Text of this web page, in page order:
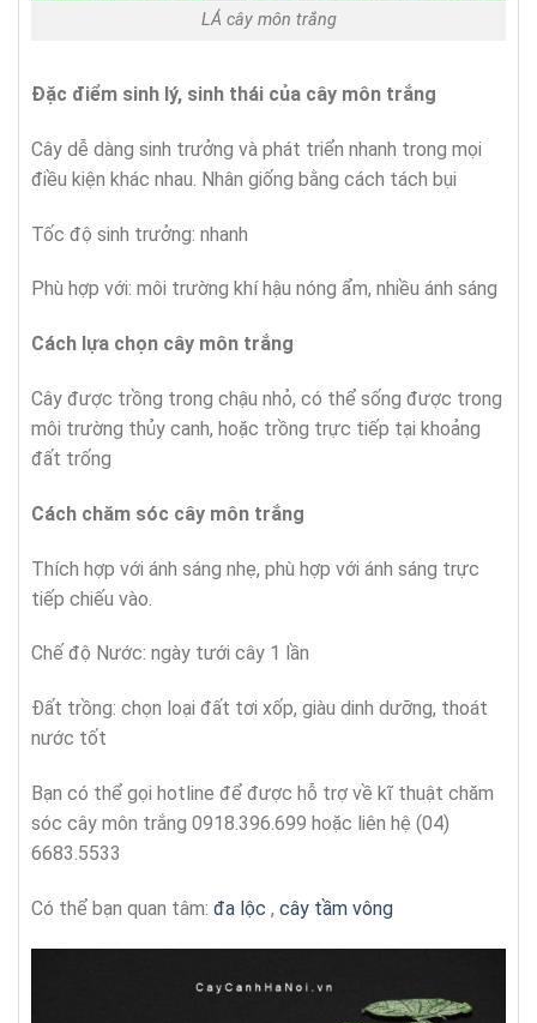
LÁ cây môn trắng
Đặc điểm sinh lý, sinh thái của cây môn trắng
Cây dễ dàng sinh trưởng và phát triển nhanh trong mọi
điều kiện khác nhau. Nhân giống bằng cách tách bụi
Tốc độ sinh trưởng: nhanh
Phù hợp với: môi trường khí hậu nóng ẩm, nhiều ánh sáng
Cách lựa chọn cây môn trắng
Cây được trồng trong chậu nhỏ, có thể sống được trong
môi trường thủy canh, hoặc trồng trực tiếp tại khoảng
đất trống
Cách chăm sóc cây môn trắng
Thích hợp với ánh sáng nhẹ, phù hợp với ánh sáng trực
tiếp chiếu vào.
Chế độ Nước: ngày tưới cây 1 lần
Đất trồng: chọn loại đất tơi xốp, giàu dinh dưỡng, thoát
nước tốt
Bạn có thể gọi hotline để được hỗ trợ về kĩ thuật chăm
sóc cây môn trắng 0918.396.699 hoặc liên hệ (04)
6683.5533
Có thể bạn quan tâm: đa lộc , cây tầm vông